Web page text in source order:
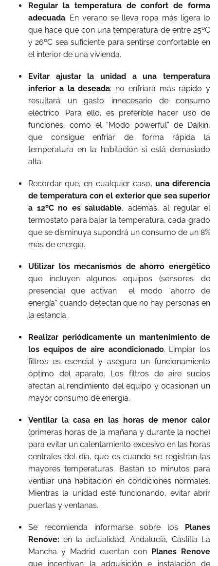
Regular la temperatura de confort de forma
adecuada. En verano se lleva ropa más ligera lo
que hace que con una temperatura de entre 25ºC
y 26ºC sea suficiente para sentirse confortable en
el interior de una vivienda.
Evitar ajustar la unidad a una temperatura
inferior a la deseada: no enfriará más rápido y
resultará un gasto innecesario de consumo
eléctrico. Para ello, es preferible hacer uso de
funciones, como el “Modo powerful” de Daikin,
que consigue enfriar de forma rápida la
temperatura en la habitación si está demasiado
alta.
Recordar que, en cualquier caso, una diferencia
de temperatura con el exterior que sea superior
a 12ºC no es saludable, además, al regular el
termostato para bajar la temperatura, cada grado
que se disminuya supondrá un consumo de un 8%
más de energía.
Utilizar los mecanismos de ahorro energético
que incluyen algunos equipos (sensores de
presencia) que activan el modo “ahorro de
energía” cuando detectan que no hay personas en
la estancia.
Realizar periódicamente un mantenimiento de
los equipos de aire acondicionado. Limpiar los
filtros es esencial y asegura un funcionamiento
óptimo del aparato. Los filtros de aire sucios
afectan al rendimiento del equipo y ocasionan un
mayor consumo de energía.
Ventilar la casa en las horas de menor calor
(primeras horas de la mañana y durante la noche)
para evitar un calentamiento excesivo en las horas
centrales del día, que es cuando se registran las
mayores temperaturas. Bastan 10 minutos para
ventilar una habitación en condiciones normales.
Mientras la unidad esté funcionando, evitar abrir
puertas y ventanas.
Se recomienda informarse sobre los Planes
Renove: en la actualidad, Andalucía, Castilla La
Mancha y Madrid cuentan con Planes Renove
que incentivan la adquisición e instalación de